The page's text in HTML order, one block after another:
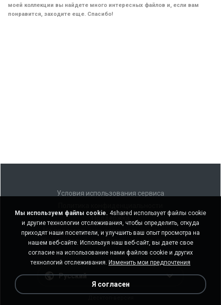
моей коллекции вы найдете много интересных файлов и, если вам
понравится, заходите еще. Спасибо!
Условия использования сервиса
Не продавать мои персональные данные
Не передавать мои персональные данные
Русский
Мы используем файлы cookie. 4shared использует файлы cookie
и другие технологии отслеживания, чтобы определить, откуда
приходят наши посетители, и улучшить ваш опыт просмотра на
нашем веб-сайте. Используя наш веб-сайт, вы даете свое
согласие на использование нами файлов cookie и других
технологий отслеживания. Изменить мои предпочтения
Я согласен